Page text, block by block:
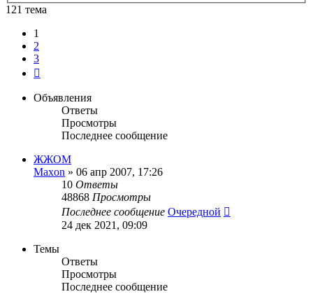
121 тема
1
2
3
Объявления
Ответы
Просмотры
Последнее сообщение
ЖЖОМ
Maxon » 06 апр 2007, 17:26
10 Ответы
48868 Просмотры
Последнее сообщение Очередной
24 дек 2021, 09:09
Темы
Ответы
Просмотры
Последнее сообщение